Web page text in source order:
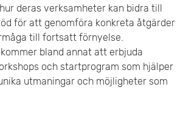
deras verksamheter kan bidra till
för att genomföra konkreta åtgärder
till fortsatt förnyelse.
bland annat att erbjuda
och startprogram som hjälper
utmaningar och möjligheter som